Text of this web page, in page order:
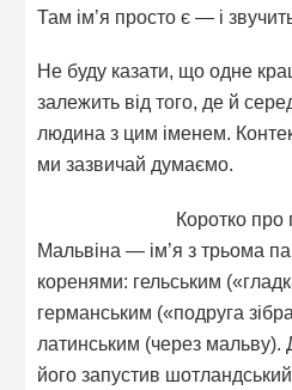
Там ім’я просто є — і
Не буду казати, що одне
залежить від того, де й
людина з цим іменем.
ми зазвичай думаємо.
Коротко про
Мальвіна — ім’я з трьома
коренями: гельським
германським («подруга
латинським (через мальву).
його запустив